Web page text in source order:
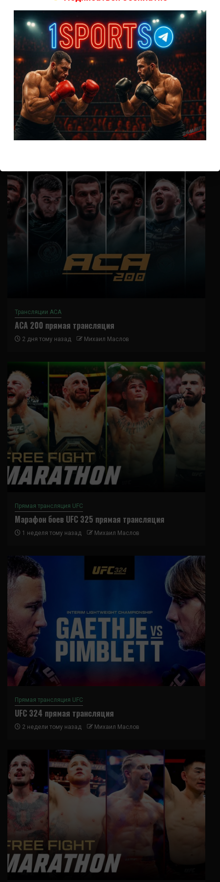
А как смотреть с ноутбука?
Анонимно кРасписание боев UFC
Кусок говна ты, существом даже нельзя ,такое как ты назвать!
АнонимнокКонор МакГрегор
УЧ
АнонимнокРэнди Браун — Николас Далби
не запускается ни один бой, реклама есть, а когда
заканчивается начинается загрузка видео длиною в жизнь.
Исправьте пожалуйста
Трансляции ACA
ACA 200 прямая трансляция
2 дня тому назад Михаил Маслов
Прямая трансляция UFC
Марафон боев UFC 325 прямая трансляция
1 неделя тому назад Михаил Маслов
Прямая трансляция UFC
UFC 324 прямая трансляция
2 недели тому назад Михаил Маслов